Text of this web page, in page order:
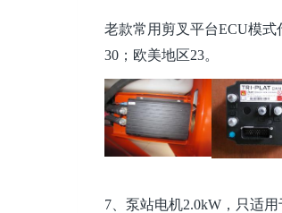
老款常用剪叉平台ECU模式
30；欧美地区23。
7、泵站电机2.0kW，只适用